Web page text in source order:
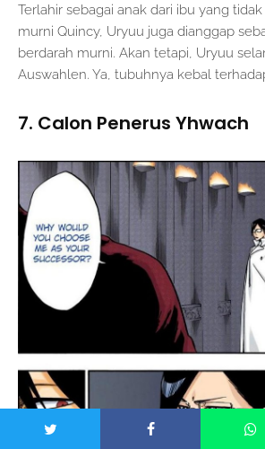
Terlahir sebagai anak dari ibu yang
murni Quincy, Uryuu juga dianggap
berdarah murni. Akan tetapi, Uryuu
Auswahlen. Ya, tubuhnya kebal
7. Calon Penerus Yhwach